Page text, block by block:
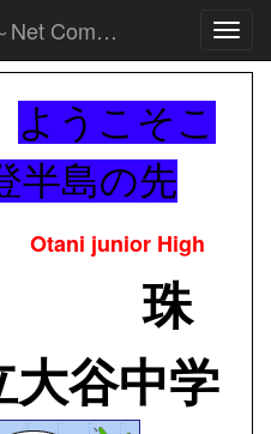
珠洲市立大谷中学校～Net Commons～
ようこそこ
半島の先
Otani junior High
珠
大谷中学